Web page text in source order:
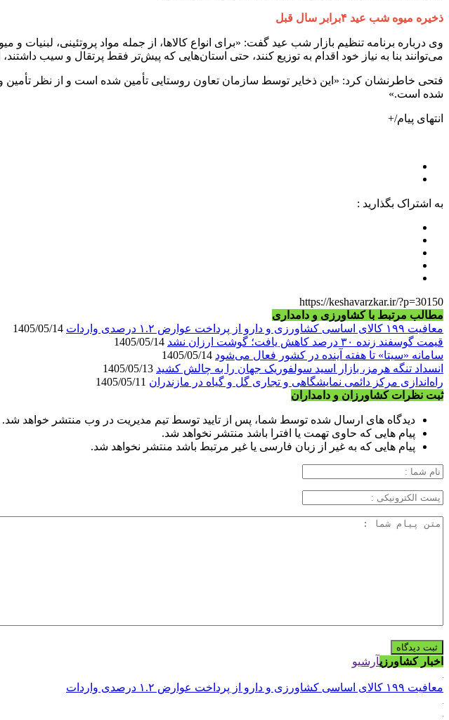
ذخیره میوه شب عید ۴برابر سال قبل
می‌توانند بنا به نیاز خود اقدام به توزیع کنند، حتی استان‌هایی که پیش‌تر فقط پرتقال و سیب
فتحی خاطرنشان کرد: «این ذخایر توسط سازمان تعاون روستایی تأمین شده است و از نظر تأمین و
شده است.»
انتهای پیام/+
به اشتراک بگذارید :
https://keshavarzkar.ir/?p=30150
مطالب مرتبط با کشاورزی و دامداری
معافیت ۱۹۹ کالای اساسی کشاورزی و دارو از پرداخت عوارض ۱.۲ درصدی واردات
قیمت گوسفند زنده ۳۰ درصد کاهش یافت؛ گوشت ارزان نشد
سامانه «سیتا» تا هفته آینده در کشور فعال می‌شود
انسداد تنگه هرمز، بازار اسید سولفوریک جهان را به چالش کشید
راه‌اندازی مرکز دائمی نمایشگاهی و تجاری گل و گیاه در مازندران
ثبت نظرات کشاورزان و دامداران
دیدگاه های ارسال شده توسط شما، پس از تایید توسط تیم مدیریت در وب منتشر خواهد شد.
پیام هایی که حاوی تهمت یا افترا باشد منتشر نخواهد شد.
پیام هایی که به غیر از زبان فارسی یا غیر مرتبط باشد منتشر نخواهد شد.
اخبار کشاورزیآرشیو
معافیت ۱۹۹ کالای اساسی کشاورزی و دارو از پرداخت عوارض ۱.۲ درصدی واردات